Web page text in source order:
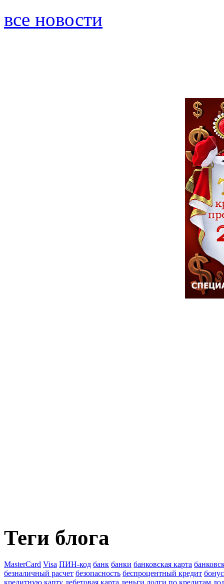
все новости
Теги блога
MasterCard Visa ПИН-код банк банки банковская карта
безналичный расчет безопасность беспроцентный кредит
кредитную карту дебетовая карта деньги долги по кредитам